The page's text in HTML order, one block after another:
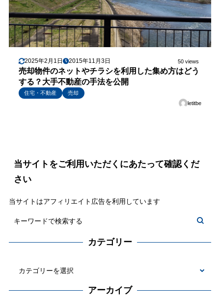
2025年2月1日 2015年11月3日 50 views
売却物件のネットやチラシを利用した集め方はどう
する？大手不動産の手法を公開
住宅・不動産
売却
letitbe
当サイトをご利用いただくにあたって確認くだ
さい
当サイトはアフィリエイト広告を利用しています
カテゴリー
アーカイブ